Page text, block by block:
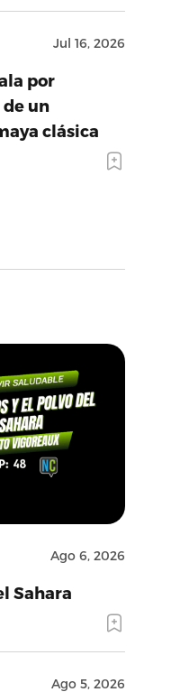
Jul 16, 2026
por
un
clásica
Ago 6, 2026
Sahara
Ago 5, 2026